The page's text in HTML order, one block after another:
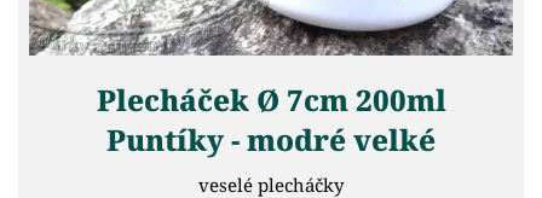
Plecháček Ø 7cm 200ml
Puntíky - modré velké
veselé plecháčky